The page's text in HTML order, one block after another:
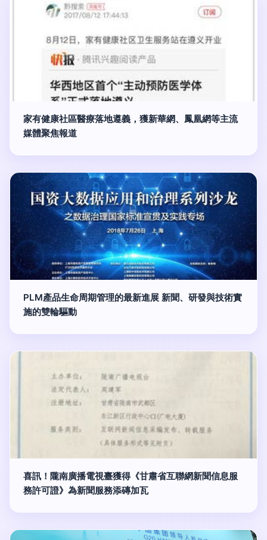
家有健康社區醫療落地遵義，獲新華網、鳳凰網等主流
媒體聚焦報道
PLM產品生命周期管理的最新進展 新聞、研發與技術實
施的雙輪驅動
喜訊！隴南廣播電視臺獲得《甘肅省互聯網新聞信息服
務許可證》為新聞服務添磚加瓦